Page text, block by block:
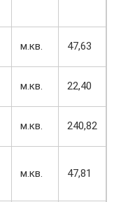
м.кв. 47,63
м.кв. 22,40
м.кв. 240,82
м.кв. 47,81